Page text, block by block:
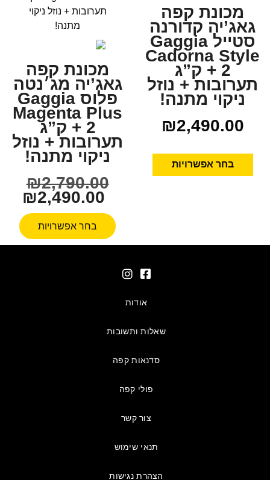
מכונת קפה
גאג’יה קדורנה
סטייל Gaggia
Cadorna Style
+ 2 ק”ג
תערובות + נוזל
ניקוי מתנה!
₪2,490.00
בחר אפשרויות
מכונת קפה
גאג’יה מג׳נטה
פלוס Gaggia
Magenta Plus
+ 2 ק”ג
תערובות + נוזל
ניקוי מתנה!
₪2,790.00
₪2,490.00
בחר אפשרויות
אודות
שאלות ותשובות
סדנאות קפה
פולי קפה
צור קשר
תנאי שימוש
הצהרת נגישות